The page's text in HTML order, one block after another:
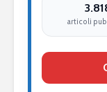
articoli